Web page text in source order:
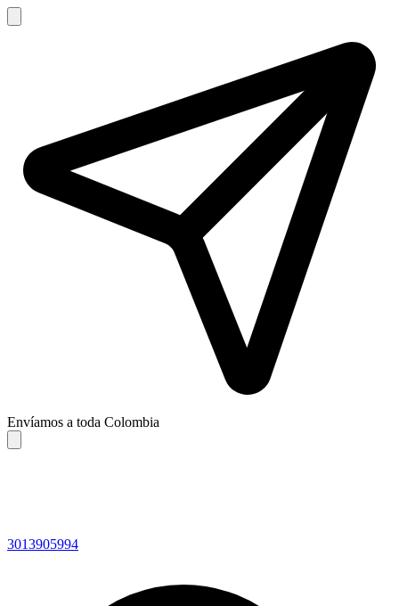
Envíamos a toda Colombia
3013905994